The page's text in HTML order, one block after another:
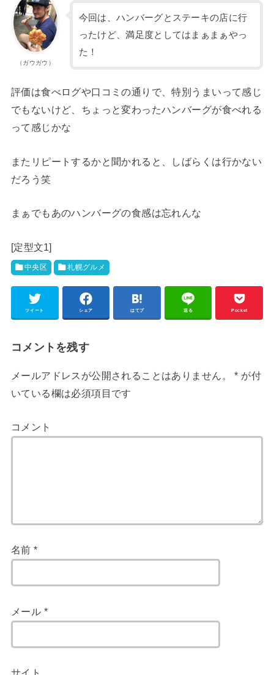
（ガウガウ）
今回は、ハンバーグとステーキの店に行
ったけど、満足度としてはまぁまぁやっ
た！
評価は食べログや口コミの通りで、特別うまいって感じ
でもないけど、ちょっと変わったハンバーグが食べれる
って感じかな
またリピートするかと聞かれると、しばらくは行かない
だろう笑
まぁでもあのハンバーグの食感は忘れんな
[定型文1]
中央区 札幌グルメ
ツイート シェア はてブ 送る Pocket
コメントを残す
メールアドレスが公開されることはありません。 * が付
いている欄は必須項目です
コメント
名前*
メール *
サイト